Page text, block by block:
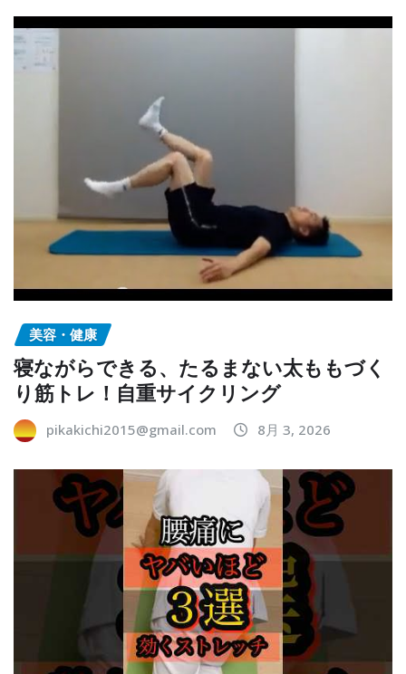
美容・健康
寝ながらできる、たるまない太ももづく
り筋トレ！自重サイクリング
pikakichi2015@gmail.com 8月 3, 2026